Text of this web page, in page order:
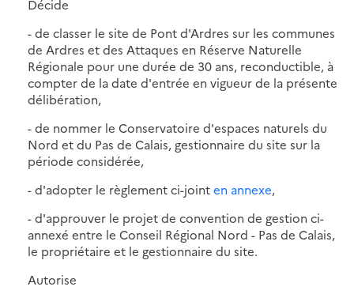
Décide
- de classer le site de Pont d'Ardres sur les communes
de Ardres et des Attaques en Réserve Naturelle
Régionale pour une durée de 30 ans, reconductible, à
compter de la date d'entrée en vigueur de la présente
délibération,
- de nommer le Conservatoire d'espaces naturels du
Nord et du Pas de Calais, gestionnaire du site sur la
période considérée,
- d'adopter le règlement ci-jointen annexe,
- d'approuver le projet de convention de gestion ci-
annexé entre le Conseil Régional Nord - Pas de Calais,
le propriétaire et le gestionnaire du site.
Autorise